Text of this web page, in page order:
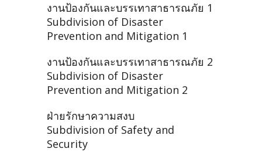
งานป้องกันและบรรเทาสาธารณภัย 1
Subdivision of Disaster
Prevention and Mitigation 1
งานป้องกันและบรรเทาสาธารณภัย 2
Subdivision of Disaster
Prevention and Mitigation 2
ฝ่ายรักษาความสงบ
Subdivision of Safety and
Security